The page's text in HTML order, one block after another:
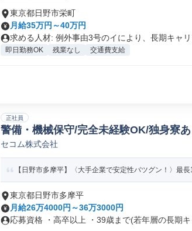
東京都日野市栄町
月給35万円～40万円
求める人材: 例外事由3号のイにより、長期キャリ
即日勤務OK 残業なし 交通費支給
正社員
警備・機械保守/完全未経験OK/独身寮
セコム株式会社
【日野市多摩平】〈大手企業で安定性バツグン！〉最
東京都日野市多摩平
月給26万4000円～36万3000円
応募資格 ・高卒以上 ・39歳まで(若年層の長期